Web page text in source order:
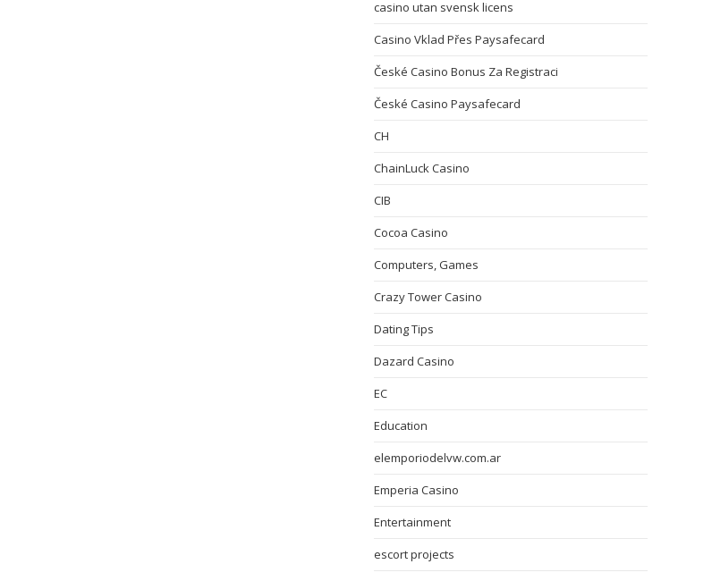
casino utan svensk licens
Casino Vklad Přes Paysafecard
České Casino Bonus Za Registraci
České Casino Paysafecard
CH
ChainLuck Casino
CIB
Cocoa Casino
Computers, Games
Crazy Tower Сasino
Dating Tips
Dazard Casino
EC
Education
elemporiodelvw.com.ar
Emperia Casino
Entertainment
escort projects